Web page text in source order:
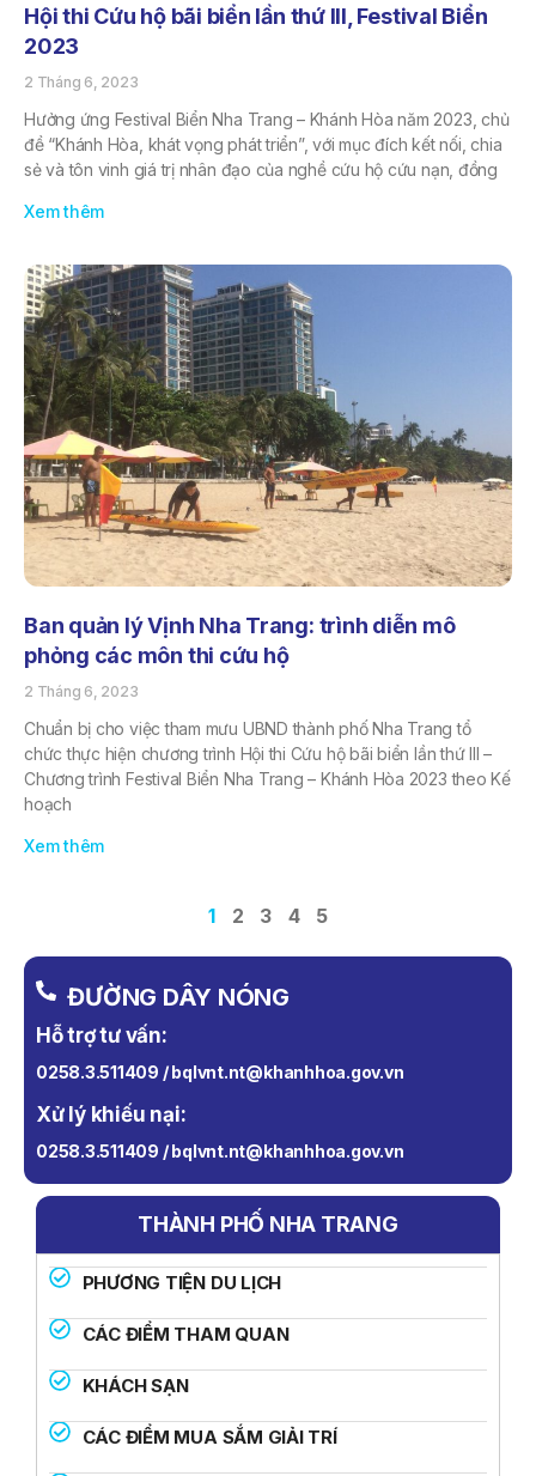
Hội thi Cứu hộ bãi biển lần thứ III, Festival Biển
2023
2 Tháng 6, 2023
Hưởng ứng Festival Biển Nha Trang – Khánh Hòa năm 2023, chủ
đề “Khánh Hòa, khát vọng phát triển”, với mục đích kết nối, chia
sẻ và tôn vinh giá trị nhân đạo của nghề cứu hộ cứu nạn, đồng
Xem thêm
Ban quản lý Vịnh Nha Trang: trình diễn mô
phỏng các môn thi cứu hộ
2 Tháng 6, 2023
Chuẩn bị cho việc tham mưu UBND thành phố Nha Trang tổ
chức thực hiện chương trình Hội thi Cứu hộ bãi biển lần thứ III –
Chương trình Festival Biển Nha Trang – Khánh Hòa 2023 theo Kế
hoạch
Xem thêm
1 2 3 4 5
ĐƯỜNG DÂY NÓNG
Hỗ trợ tư vấn:
0258.3.511409 / bqlvnt.nt@khanhhoa.gov.vn
Xử lý khiếu nại:
0258.3.511409 / bqlvnt.nt@khanhhoa.gov.vn
THÀNH PHỐ NHA TRANG
PHƯƠNG TIỆN DU LỊCH
CÁC ĐIỂM THAM QUAN
KHÁCH SẠN
CÁC ĐIỂM MUA SẮM GIẢI TRÍ